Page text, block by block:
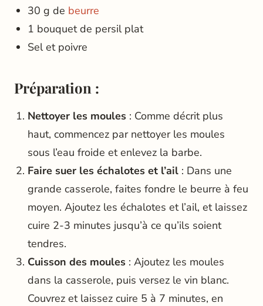
30 g de beurre
1 bouquet de persil plat
Sel et poivre
Préparation :
Nettoyer les moules: Comme décrit plus
haut, commencez par nettoyer les moules
sous l’eau froide et enlevez la barbe.
Faire suer les échalotes et l’ail: Dans une
grande casserole, faites fondre le beurre à feu
moyen. Ajoutez les échalotes et l’ail, et laissez
cuire 2-3 minutes jusqu’à ce qu’ils soient
tendres.
Cuisson des moules: Ajoutez les moules
dans la casserole, puis versez le vin blanc.
Couvrez et laissez cuire 5 à 7 minutes, en